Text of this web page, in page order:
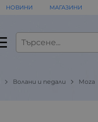
НОВИНИ МАГАЗИНИ
Волани и педали Moza